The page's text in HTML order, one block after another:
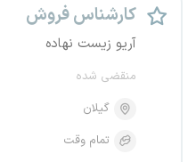
کارشناس فروش
آریو زیست نهاده
منقضی شده
گیلان
تمام وقت